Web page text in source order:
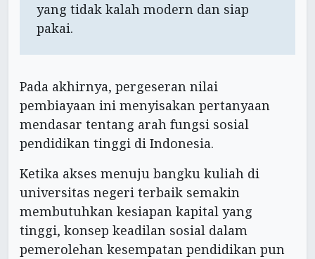
yang tidak kalah modern dan siap
pakai.
Pada akhirnya, pergeseran nilai
pembiayaan ini menyisakan pertanyaan
mendasar tentang arah fungsi sosial
pendidikan tinggi di Indonesia.
Ketika akses menuju bangku kuliah di
universitas negeri terbaik semakin
membutuhkan kesiapan kapital yang
tinggi, konsep keadilan sosial dalam
pemerolehan kesempatan pendidikan pun